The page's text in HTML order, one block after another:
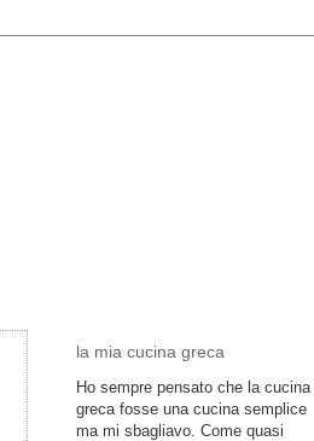
la mia cucina greca
Ho sempre pensato che la cucina
greca fosse una cucina semplice
ma mi sbagliavo. Come quasi